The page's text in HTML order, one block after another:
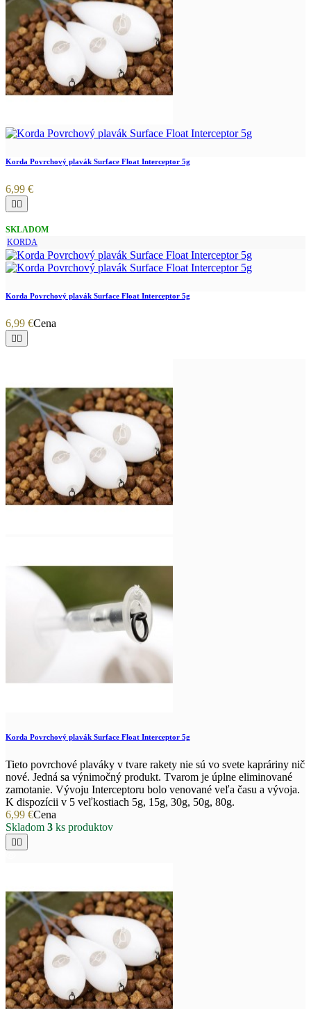
Korda Povrchový plavák Surface Float Interceptor 5g
6,99 €

SKLADOM
KORDA
Korda Povrchový plavák Surface Float Interceptor 5g
6,99 €Cena

Korda Povrchový plavák Surface Float Interceptor 5g
Tieto povrchové plaváky v tvare rakety nie sú vo svete kapráriny nič
nové. Jedná sa výnimočný produkt. Tvarom je úplne eliminované
zamotanie. Vývoju Interceptoru bolo venované veľa času a vývoja.
K dispozícii v 5 veľkostiach 5g, 15g, 30g, 50g, 80g.
6,99 €Cena
Skladom 3 ks produktov
